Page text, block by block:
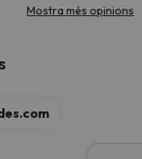
Mostra més opinions